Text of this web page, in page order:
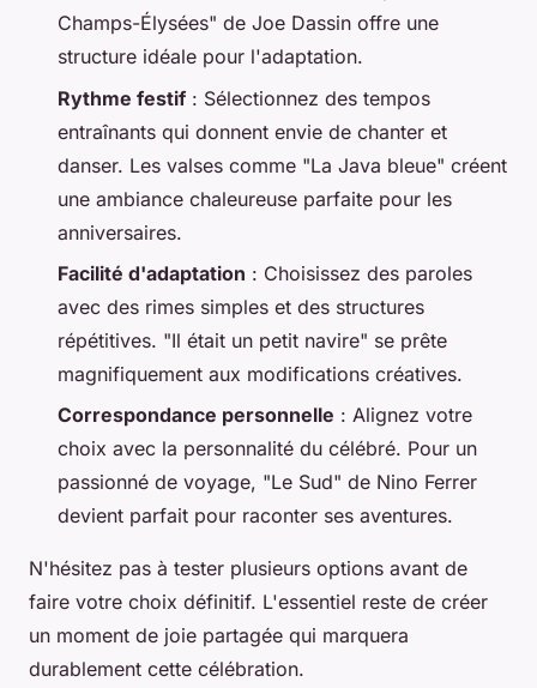
Champs-Élysées" de Joe Dassin offre une
structure idéale pour l'adaptation.
Rythme festif : Sélectionnez des tempos
entraînants qui donnent envie de chanter et
danser. Les valses comme "La Java bleue" créent
une ambiance chaleureuse parfaite pour les
anniversaires.
Facilité d'adaptation : Choisissez des paroles
avec des rimes simples et des structures
répétitives. "Il était un petit navire" se prête
magnifiquement aux modifications créatives.
Correspondance personnelle : Alignez votre
choix avec la personnalité du célébré. Pour un
passionné de voyage, "Le Sud" de Nino Ferrer
devient parfait pour raconter ses aventures.
N'hésitez pas à tester plusieurs options avant de
faire votre choix définitif. L'essentiel reste de créer
un moment de joie partagée qui marquera
durablement cette célébration.